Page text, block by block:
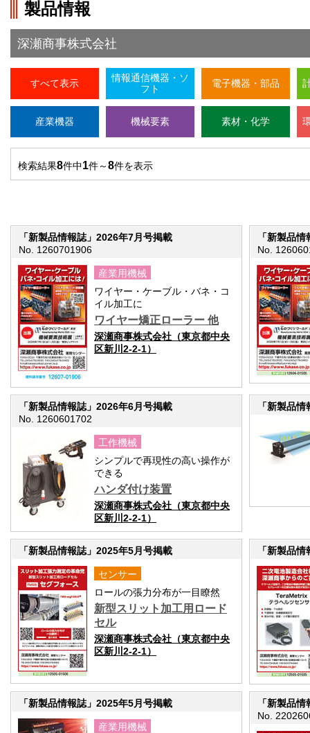
製品情報
深瀬商事株式会社
すべて表示
情報通信機器・ソ
フト
電子機器・部品
産業機器 機械要素 素材・化学
検索結果8件中1件～8件を表示
「新製品情報誌」2026年7月号掲載
No. 1260701906
産業用機械
ワイヤー・ケーブル・バネ・コ
イル加工に
ワイヤー矯正ローラー 他
深瀬商事株式会社（東京都中央
区新川2-2-1）
「新製品
No.
「新製品情報誌」2026年6月号掲載
No. 1260601702
工作機械
シンプルで再現性の高い操作が
できる
ハンダ付け装置
深瀬商事株式会社（東京都中央
区新川2-2-1）
「新製品
「新製品情報誌」2025年5月号掲載
センサー
ロールの張力分布が一目瞭然
新型スリット加工用ロード
セル
深瀬商事株式会社（東京都中央
区新川2-2-1）
「新製品
「新製品情報誌」2025年5月号掲載
産業用機械
「新製品
No.